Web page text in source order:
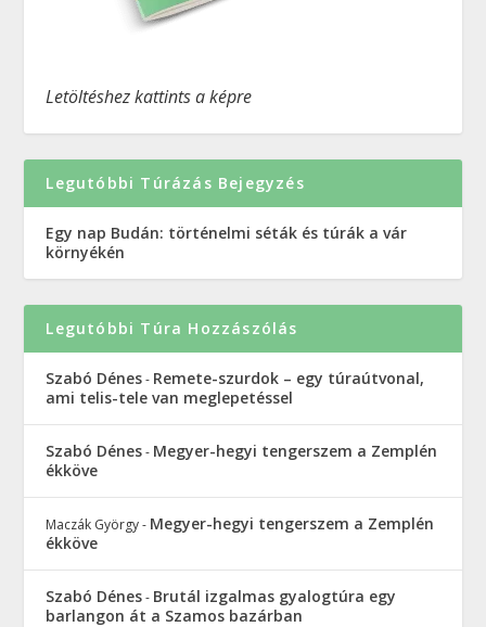
Letöltéshez kattints a képre
Legutóbbi Túrázás Bejegyzés
Egy nap Budán: történelmi séták és túrák a vár
környékén
Legutóbbi Túra Hozzászólás
Szabó Dénes- Remete-szurdok – egy túraútvonal,
ami telis-tele van meglepetéssel
Szabó Dénes- Megyer-hegyi tengerszem a Zemplén
ékköve
Maczák György- Megyer-hegyi tengerszem a Zemplén
ékköve
Szabó Dénes- Brutál izgalmas gyalogtúra egy
barlangon át a Szamos bazárban